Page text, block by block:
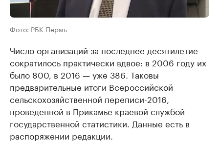
Фото: РБК Пермь
Число организаций за последнее десятилетие
сократилось практически вдвое: в 2006 году их
было 800, в 2016 — уже 386. Таковы
предварительные итоги Всероссийской
сельскохозяйственной переписи-2016,
проведенной в Прикамье краевой службой
государственной статистики. Данные есть в
распоряжении редакции.